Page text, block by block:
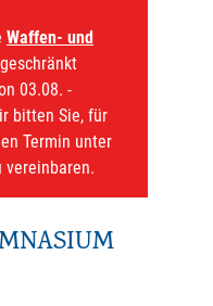
Waffen- und
03.08. -
bitten Sie, für
Termin unter
vereinbaren.